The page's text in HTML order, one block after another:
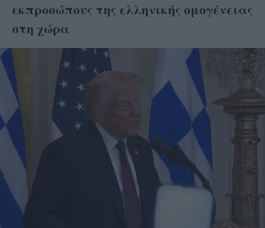
εκπροσώπους της ελληνικής ομογένειας
στη χώρα